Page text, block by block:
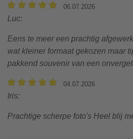
06.07.2026
Luc:
Eens te meer een prachtig
wat kleiner formaat gekozen maar
pakkend souvenir van een
04.07.2026
Iris:
Prachtige scherpe foto's Heel blij